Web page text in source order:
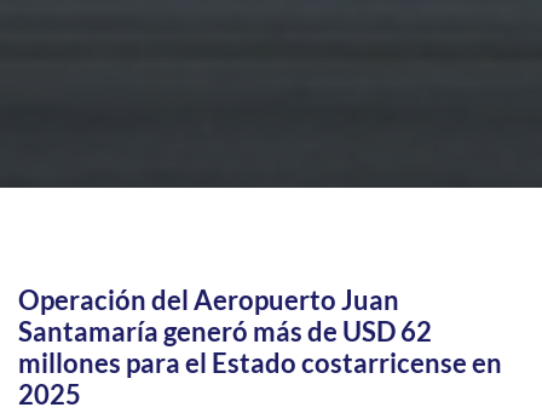
Operación del Aeropuerto Juan
Santamaría generó más de USD 62
millones para el Estado costarricense en
2025